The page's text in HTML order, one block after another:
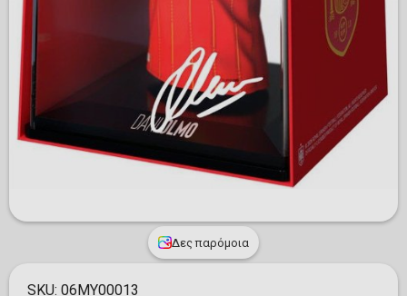
Δες παρόμοια
SKU: 06MY00013